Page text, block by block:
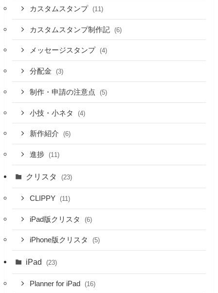
カスタムスタンプ (11)
カスタムスタンプ制作記 (6)
メッセージスタンプ (4)
分配金 (3)
制作・申請の注意点 (5)
小技・小ネタ (4)
新作紹介 (6)
進捗 (11)
クリスタ (23)
CLIPPY (11)
iPad版クリスタ (6)
iPhone版クリスタ (5)
iPad (23)
Planner for iPad (16)